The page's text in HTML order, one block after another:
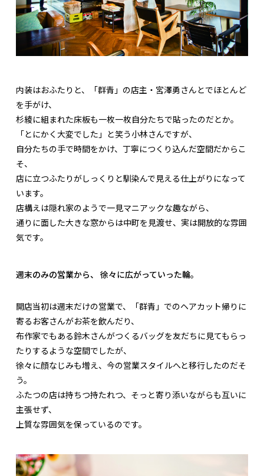
内装はおふたりと、「群青」の店主・宮澤勇さんとでほとんど
を手がけ、
杉綾に組まれた床板も一枚一枚自分たちで貼ったのだとか。
「とにかく大変でした」と笑う小林さんですが、
自分たちの手で時間をかけ、丁寧につくり込んだ空間だからこ
そ、
店に立つふたりがしっくりと馴染んで見える仕上がりになって
います。
店構えは隠れ家のようで一見マニアックな趣ながら、
通りに面した大きな窓からは中町を見渡せ、実は開放的な雰囲
気です。
週末のみの営業から、 徐々に広がっていった輪。
開店当初は週末だけの営業で、「群青」でのヘアカット帰りに
寄るお客さんがお茶を飲んだり、
布作家でもある鈴木さんがつくるバッグを友だちに見てもらっ
たりするような空間でしたが、
徐々に顔なじみも増え、今の営業スタイルへと移行したのだそ
う。
ふたつの店は持ちつ持たれつ、そっと寄り添いながらも互いに
主張せず、
上質な雰囲気を保っているのです。